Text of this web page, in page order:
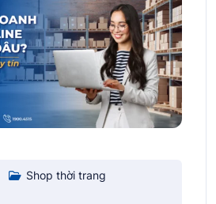
Shop thời trang